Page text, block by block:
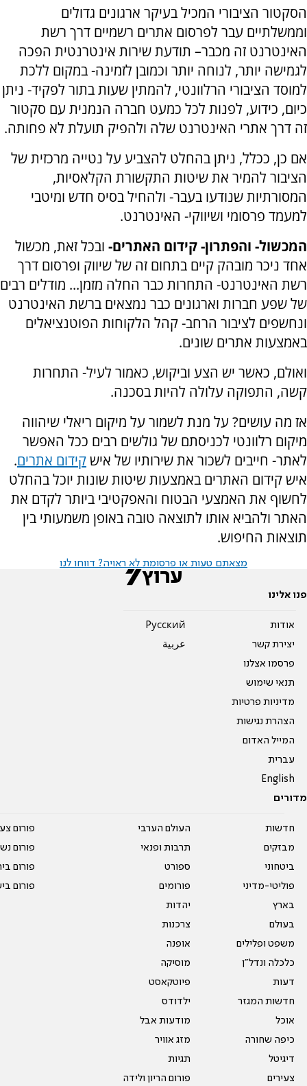
הסקטור הציבורי המכיל בעיקר ארגונים גדולים
וממשלתיים עבר לפרסום אתרים רשמיים דרך רשת
האינטרנט זה מכבר– תודעת שירות אינטרנטית הפכה
לגמישה יותר, לנוחה יותר וכמובן לזמינה- במקום ללכת
למוסד הציבורי הרלוונטי, להמתין שעות בתור לפקיד- ניתן
כיום, כידוע, לפנות לכל כמעט חברה הנמנית עם סקטור
זה דרך אתרי האינטרנט שלה ולהפיק תועלת לא פחותה.
אם כן, ככלל, ניתן בהחלט להצביע על נטייה מרכזית של
הציבור להמיר את שיטות התקשורת הקלאסיות,
המסורתיות שנודעו בעבר- ולהחיל בסיס חדש ומיטבי
למעמד פרסומי ושיווקי- האינטרנט.
המכשול- והפתרון- קידום האתרים- ובכל זאת, מכשול
אחד ניכר מובהק קיים בתחום זה של שיווק ופרסום דרך
רשת האינטרנט- התחרות כבר החלה מזמן... מודלים רבים
של שפע חברות וארגונים כבר נמצאים ברשת האינטרנט
ונחשפים לציבור הרחב- קהל הלקוחות הפוטנציאלים
באמצעות אתרים שונים.
ואולם, כאשר יש הצע וביקוש, כאמור לעיל- התחרות
קשה, התפוקה עלולה להיות בסכנה.
אז מה עושים? על מנת לשמור על מיקום ריאלי שיהווה
מיקום רלוונטי לכניסתם של גולשים רבים ככל האפשר
לאתר- חייבים לשכור את שירותיו של אישקידום אתרים.
איש קידום האתרים באמצעות שיטות שונות יוכל בהחלט
לחשוף את האמצעי הבטוח והאפקטיבי ביותר לקדם את
האתר ולהביא אותו לתוצאה טובה באופן משמעותי בין
תוצאות החיפוש.
מצאתם טעות או פרסומת לא ראויה? דווחו לנו
פנו אלינו
אודות
יצירת קשר
פרסמו אצלנו
תנאי שימוש
מדיניות פרטיות
הצהרת נגישות
המייל האדום
עברית
English
Pусский
عربية
מדורים
חדשות
מבזקים
ביטחוני
פוליטי-מדיני
בארץ
בעולם
משפט ופלילים
כלכלה ונדל"ן
דעות
חדשות המגזר
אוכל
כיפה שחורה
דיגיטל
צעירים
העולם הערבי
תרבות ופנאי
ספורט
פורומים
יהדות
צרכנות
אופנה
מוסיקה
פיוטקאסט
ילדודס
מודעות אבל
מזג אוויר
תגיות
פורום הריון ולידה
פורום
פורום
פורום
פורום